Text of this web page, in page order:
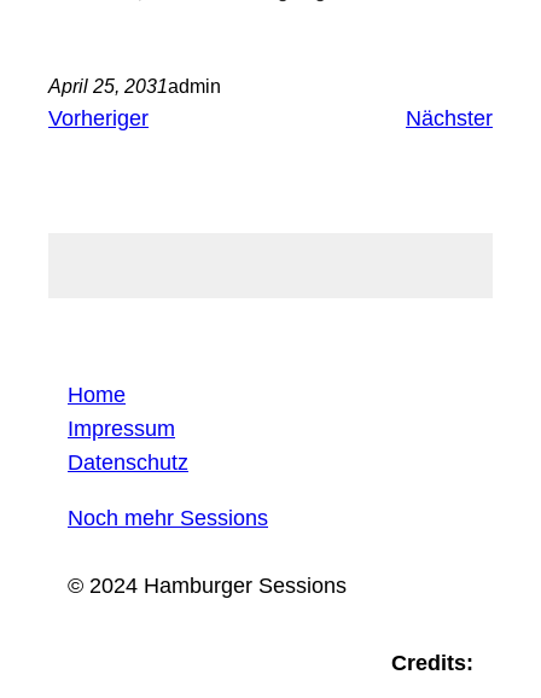
April 25, 2031admin
Vorheriger Nächster
Home
Impressum
Datenschutz
Noch mehr Sessions
© 2024 Hamburger Sessions
Credits: